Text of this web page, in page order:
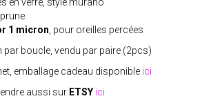
1 micron , pour oreilles percées
par boucle, vendu par paire (2pcs)
emballage cadeau disponible ici
aussi sur ETSY ici